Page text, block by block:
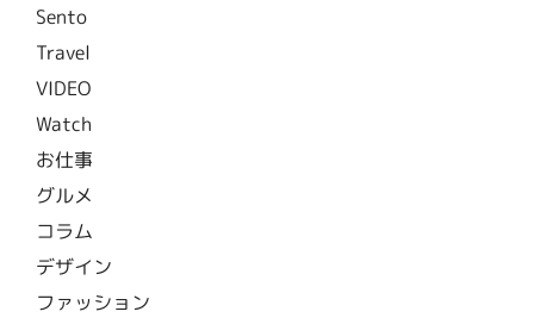
Sento
Travel
VIDEO
Watch
お仕事
グルメ
コラム
デザイン
ファッション